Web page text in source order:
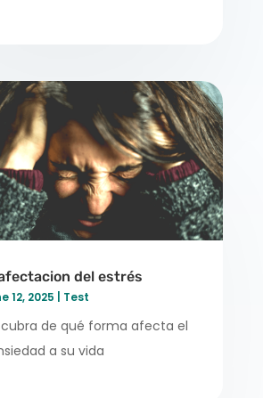
del estrés
12, 2025 Test
de qué forma afecta el
a su vida